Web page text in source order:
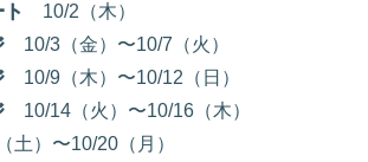
10/2（木）
10/3（金）〜10/7（火）
10/9（木）〜10/12（日）
10/14（火）〜10/16（木）
土）〜10/20（月）